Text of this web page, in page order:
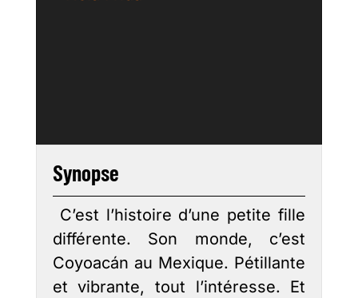
Synopse
C’est l’histoire d’une petite fille
différente. Son monde, c’est
Coyoacán au Mexique. Pétillante
et vibrante, tout l’intéresse. Et